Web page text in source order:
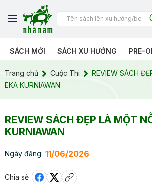
SÁCH MỚI SÁCH XU HƯỚNG PRE-
Trang chủ Cuộc Thi
REVIEW SÁCH
EKA KURNIAWAN
REVIEW SÁCH ĐẸP LÀ MỘT
KURNIAWAN
Ngày đăng: 11/06/2026
Chia sẻ